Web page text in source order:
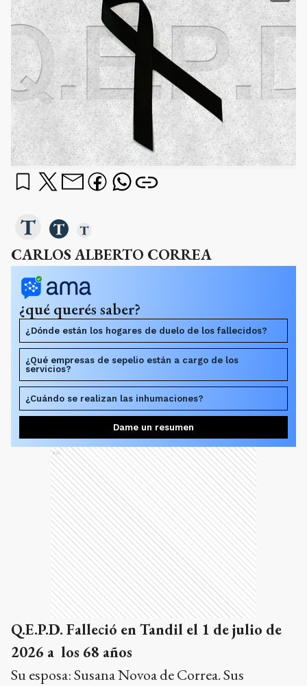
CARLOS ALBERTO CORREA
¿qué querés saber?
¿Dónde están los hogares de duelo de los fallecidos?
¿Qué empresas de sepelio están a cargo de los
servicios?
¿Cuándo se realizan las inhumaciones?
Dame un resumen
Ads
Q.E.P.D. Falleció en Tandil el 1 de julio de
2026 a los 68 años
Su esposa: Susana Novoa de Correa. Sus